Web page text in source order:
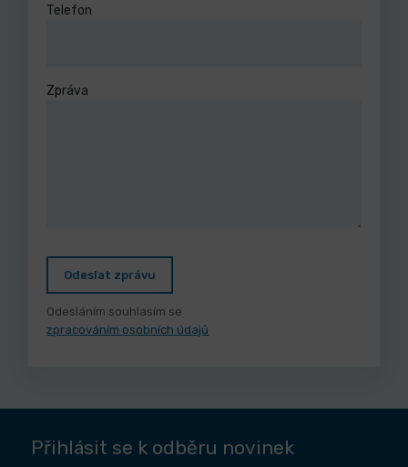
Telefon
Zpráva
Odeslat zprávu
Odesláním souhlasím se
zpracováním osobních údajů
Přihlásit se k odběru novinek